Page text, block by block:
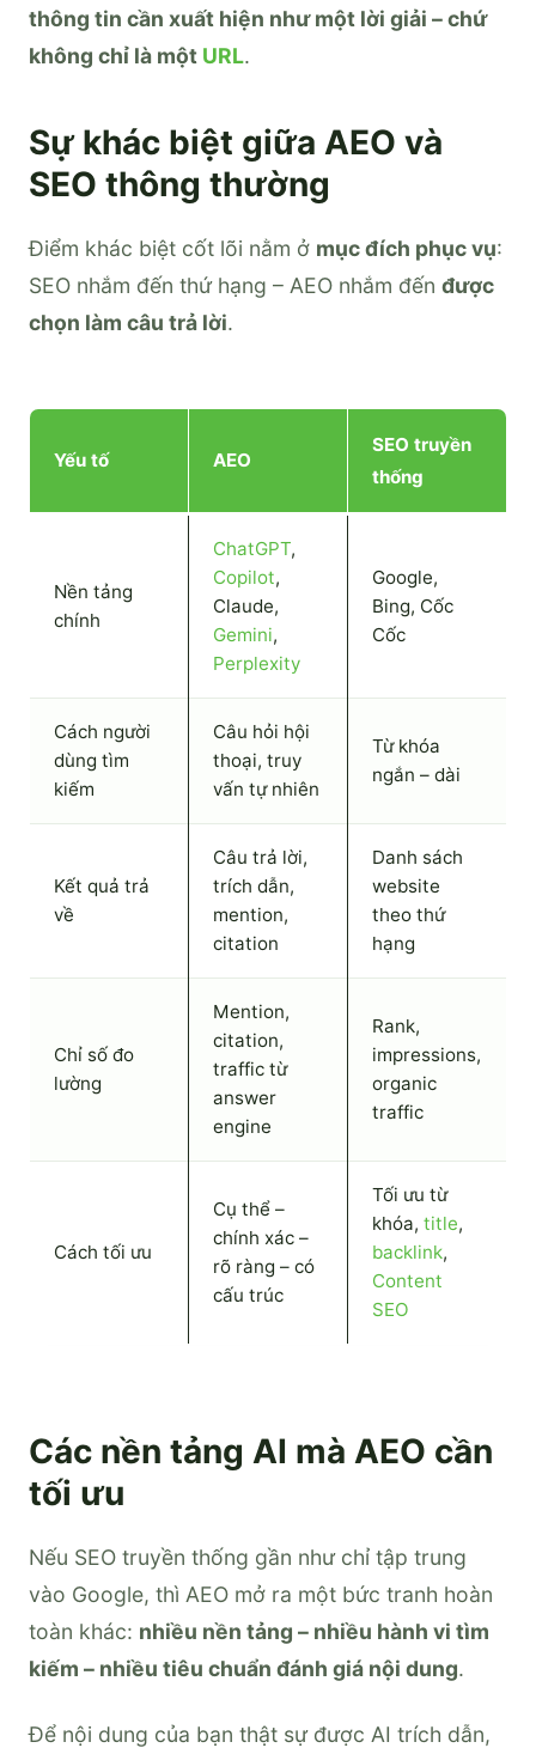
thông tin cần xuất hiện như một lời giải – chứ
không chỉ là một URL.
Sự khác biệt giữa AEO và
SEO thông thường
Điểm khác biệt cốt lõi nằm ở mục đích phục vụ:
SEO nhắm đến thứ hạng – AEO nhắm đến được
chọn làm câu trả lời.
Yếu tố AEO
SEO truyền
thống
Nền tảng
chính
ChatGPT,
Copilot,
Claude,
Gemini,
Perplexity
Google,
Bing, Cốc
Cốc
Cách người
dùng tìm
kiếm
Câu hỏi hội
thoại, truy
vấn tự nhiên
Từ khóa
ngắn – dài
Kết quả trả
về
Câu trả lời,
trích dẫn,
mention,
citation
Danh sách
website
theo thứ
hạng
Chỉ số đo
lường
Mention,
citation,
traffic từ
answer
engine
Rank,
impressions,
organic
traffic
Cách tối ưu
Cụ thể –
chính xác –
rõ ràng – có
cấu trúc
Tối ưu từ
khóa, title,
backlink,
Content
SEO
Các nền tảng AI mà AEO cần
tối ưu
Nếu SEO truyền thống gần như chỉ tập trung
vào Google, thì AEO mở ra một bức tranh hoàn
toàn khác: nhiều nền tảng – nhiều hành vi tìm
kiếm – nhiều tiêu chuẩn đánh giá nội dung.
Để nội dung của bạn thật sự được AI trích dẫn,